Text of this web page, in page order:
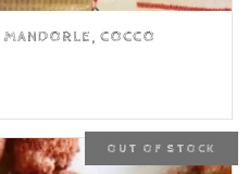
COCCO
OUT OF STOCK